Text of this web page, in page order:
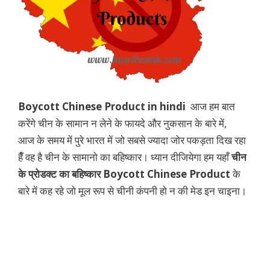
Boycott Chinese Product in hindi आज हम बात
करेंगे चीन के सामान न लेने के फायदे और नुकसान के बारे में,
आज के समय में पुरे भारत में जो सबसे ज्यादा जोर पकड़ता दिख रहा
हैँ वह है चीन के सामानो का बहिष्कार। ध्यान दीजियेगा हम यहाँचीन
के प्रोडक्ट का बहिष्कार Boycott Chinese Productके
बारे में कह रहे जो मूल रूप से चीनी कंपनी हो न की मेड इन चाइना।